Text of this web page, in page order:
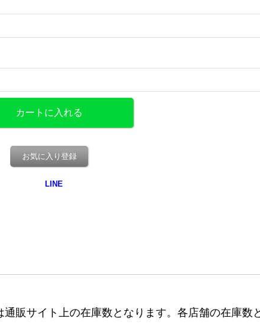
お気に入り登録
販サイト上の在庫数となります。各店舗の在庫数